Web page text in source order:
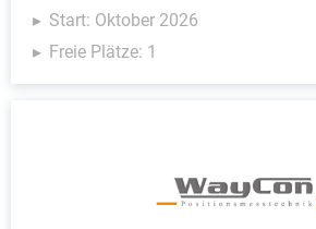
Start: Oktober 2026
Freie Plätze: 1